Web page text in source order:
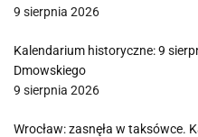
9 sierpnia 2026
Kalendarium historyczne: 9
Dmowskiego
9 sierpnia 2026
Wrocław: zasnęła w taksówce.